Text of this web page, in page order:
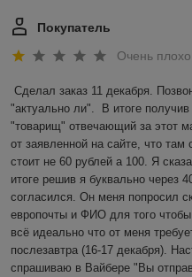
Покупатель
Очень плохо
Сделал заказ 11 декабря.
"актуально ли".  В итоге
"товарищ" отвечающий за этот
от заявленной на сайте, что
стоит не 60 рублей а 100. Я
итоге решив я буквально через
согласился. Он меня попросил
европочты и ФИО для того
всё идеально что от меня
послезавтра (16-17 декабря).
спрашиваю в Вайбере "Вы